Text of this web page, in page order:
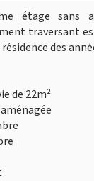
étage sans
traversant
des
de 22m²